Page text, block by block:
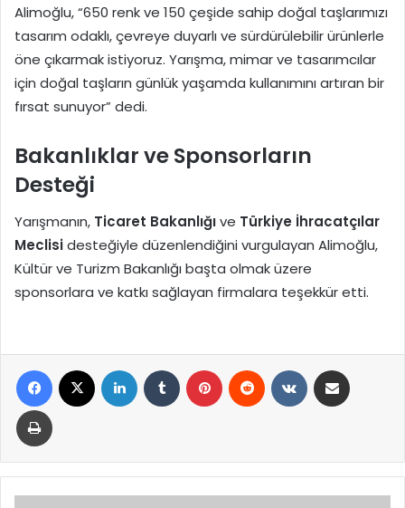
Alimoğlu, “650 renk ve 150 çeşide sahip doğal taşlarımızı
tasarım odaklı, çevreye duyarlı ve sürdürülebilir ürünlerle
öne çıkarmak istiyoruz. Yarışma, mimar ve tasarımcılar
için doğal taşların günlük yaşamda kullanımını artıran bir
fırsat sunuyor” dedi.
Bakanlıklar ve Sponsorların
Desteği
Yarışmanın, Ticaret Bakanlığıve Türkiye İhracatçılar
Meclisidesteğiyle düzenlendiğini vurgulayan Alimoğlu,
Kültür ve Turizm Bakanlığı başta olmak üzere
sponsorlara ve katkı sağlayan firmalara teşekkür etti.
Facebook LinkedIn Tumblr Pinterest Reddit VKontakte
Yazdır